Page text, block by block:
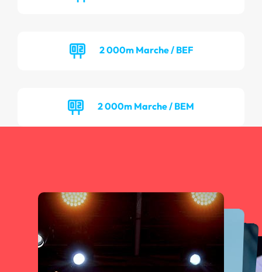
2 000m Marche / BEF
2 000m Marche / BEM